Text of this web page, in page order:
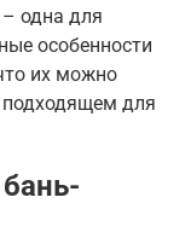
одна для
особенности
их можно
подходящем для